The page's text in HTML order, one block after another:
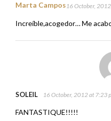
Marta Campos16 October,
Increíble,acogedor… Me
SOLEIL 16 October, 2012 at 7:23
FANTASTIQUE!!!!!